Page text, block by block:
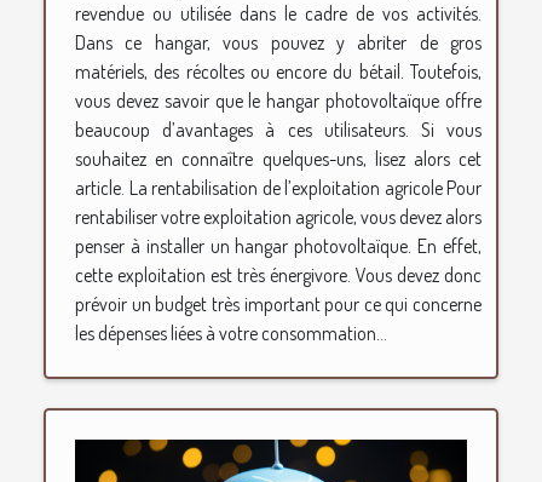
revendue ou utilisée dans le cadre de vos activités.
Dans ce hangar, vous pouvez y abriter de gros
matériels, des récoltes ou encore du bétail. Toutefois,
vous devez savoir que le hangar photovoltaïque offre
beaucoup d’avantages à ces utilisateurs. Si vous
souhaitez en connaître quelques-uns, lisez alors cet
article. La rentabilisation de l’exploitation agricole Pour
rentabiliser votre exploitation agricole, vous devez alors
penser à installer un hangar photovoltaïque. En effet,
cette exploitation est très énergivore. Vous devez donc
prévoir un budget très important pour ce qui concerne
les dépenses liées à votre consommation...